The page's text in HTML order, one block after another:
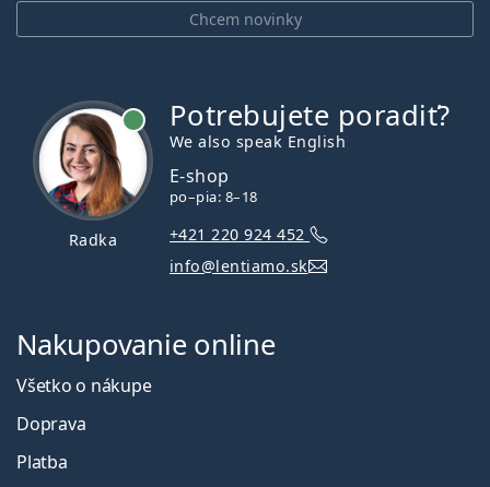
Chcem novinky
Radka
Potrebujete poradiť?
We also speak English
E-shop
po–pia: 8–18
+421 220 924 452
info@lentiamo.sk
Nakupovanie online
Všetko o nákupe
Doprava
Platba